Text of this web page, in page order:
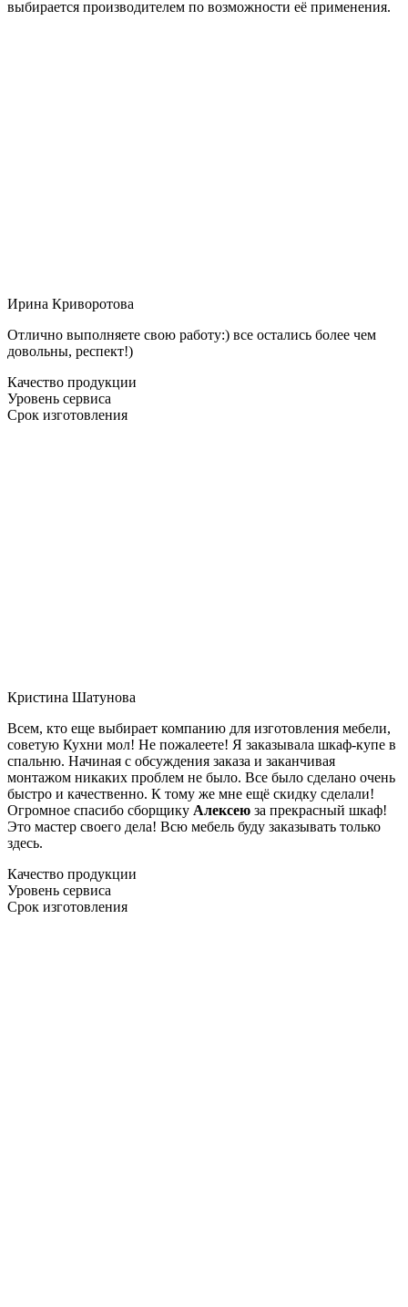
выбирается производителем по возможности её применения.
Ирина Криворотова
Отлично выполняете свою работу:) все остались более чем
довольны, респект!)
Качество продукции
Уровень сервиса
Срок изготовления
Кристина Шатунова
Всем, кто еще выбирает компанию для изготовления мебели,
советую Кухни мол! Не пожалеете! Я заказывала шкаф-купе в
спальню. Начиная с обсуждения заказа и заканчивая
монтажом никаких проблем не было. Все было сделано очень
быстро и качественно. К тому же мне ещё скидку сделали!
Огромное спасибо сборщику Алексею за прекрасный шкаф!
Это мастер своего дела! Всю мебель буду заказывать только
здесь.
Качество продукции
Уровень сервиса
Срок изготовления